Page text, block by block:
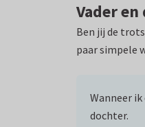
Vader
Ben jij de
paar simpele
Wanneer
dochter.